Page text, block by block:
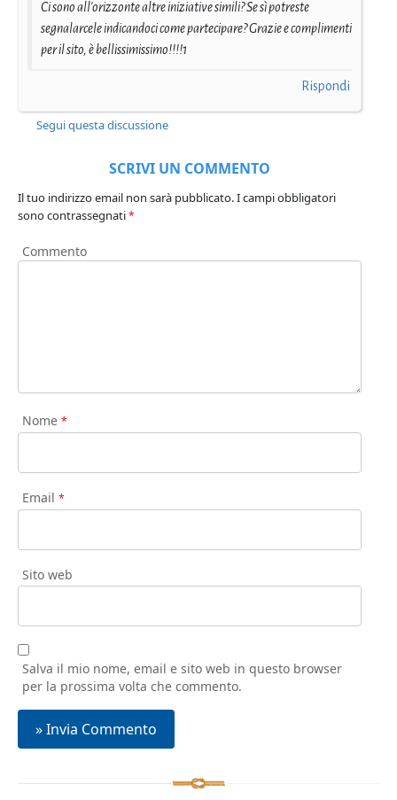
Ci sono all'orizzonte altre iniziative simili? Se sì potreste
segnalarcele indicandoci come partecipare? Grazie e complimenti
per il sito, è bellissimissimo!!!!1
Rispondi
Segui questa discussione
SCRIVI UN COMMENTO
Il tuo indirizzo email non sarà pubblicato.I campi obbligatori
sono contrassegnati*
Commento
Nome *
Email *
Sito web
Salva il mio nome, email e sito web in questo browser
per la prossima volta che commento.